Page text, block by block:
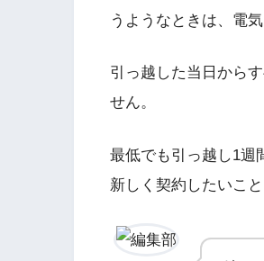
うようなときは、電
引っ越した当日から
せん。
最低でも引っ越し1週
新しく契約したいこ